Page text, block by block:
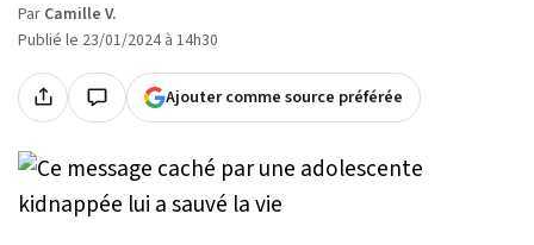
Par Camille V.
Publié le 23/01/2024 à 14h30
Ajouter comme source préférée